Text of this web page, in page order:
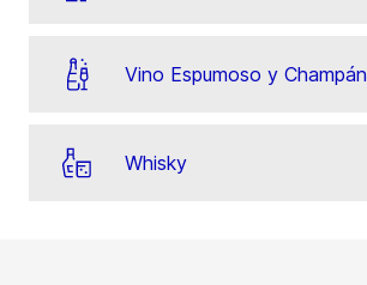
Vino Espumoso y Champán
Whisky